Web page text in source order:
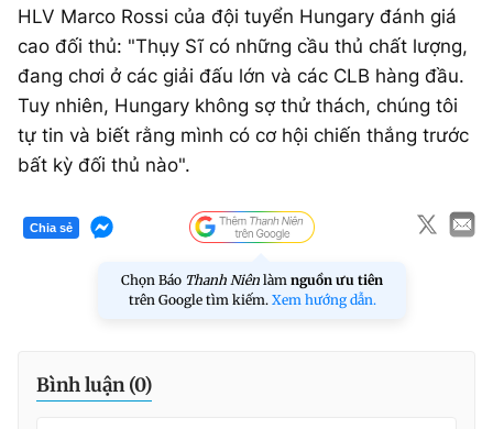
HLV Marco Rossi của đội tuyển Hungary đánh giá
cao đối thủ: "Thụy Sĩ có những cầu thủ chất lượng,
đang chơi ở các giải đấu lớn và các CLB hàng đầu.
Tuy nhiên, Hungary không sợ thử thách, chúng tôi
tự tin và biết rằng mình có cơ hội chiến thắng trước
bất kỳ đối thủ nào".
Chia sẻ
Chọn Báo Thanh Niên làm nguồn ưu tiên
trên Google tìm kiếm. Xem hướng dẫn.
Bình luận (0)